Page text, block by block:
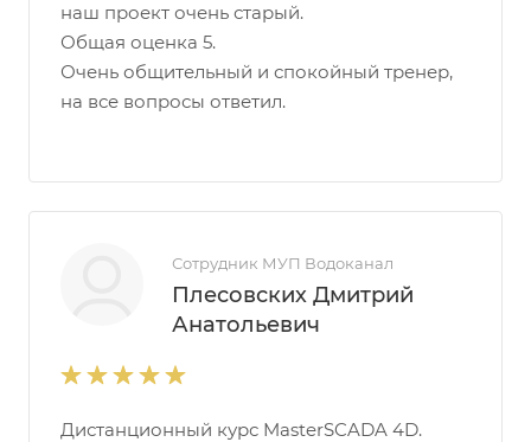
наш проект очень старый.
Общая оценка 5.
Очень общительный и спокойный тренер,
на все вопросы ответил.
Сотрудник МУП Водоканал
Плесовских Дмитрий
Анатольевич
Дистанционный курс MasterSCADA 4D.